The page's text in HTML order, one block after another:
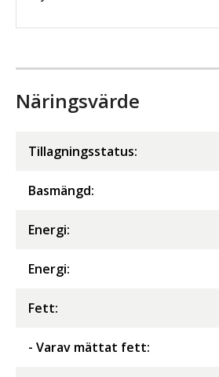
Näringsvärde
Tillagningsstatus:
Basmängd:
Energi:
Energi:
Fett:
- Varav mättat fett: